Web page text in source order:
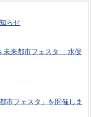
らせ
未来都市フェスタ 水俣
市フェスタ」を開催しま